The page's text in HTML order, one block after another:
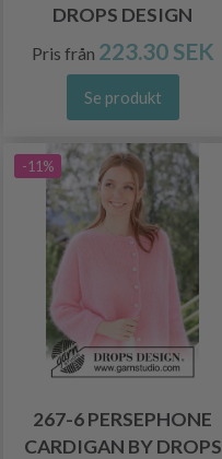
DROPS DESIGN
Pris från 223.30 SEK
Se produkt
-11%
267-6 PERSEPHONE
CARDIGAN BY DROPS